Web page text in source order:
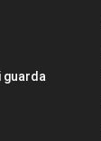
guarda